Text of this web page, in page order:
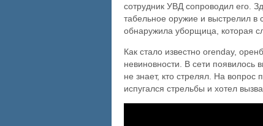
сотрудник УВД сопроводил его.
табельное оружие и выстрелил в
обнаружила уборщица, которая
Как стало известно orenday,
невиновности. В сети появилось
не знает, кто стрелял. На
испугался стрельбы и хотел